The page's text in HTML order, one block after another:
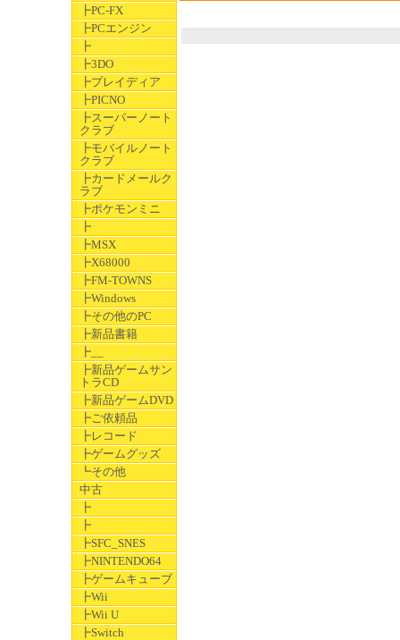
┣PC-FX
┣PCエンジン
┣
┣3DO
┣プレイディア
┣PICNO
┣スーパーノート
クラブ
┣モバイルノート
クラブ
┣カードメールク
ラブ
┣ポケモンミニ
┣
┣MSX
┣X68000
┣FM-TOWNS
┣Windows
┣その他のPC
┣新品書籍
┣__
┣新品ゲームサン
トラCD
┣新品ゲームDVD
┣ご依頼品
┣レコード
┣ゲームグッズ
┗その他
中古
┣
┣
┣SFC_SNES
┣NINTENDO64
┣ゲームキューブ
┣Wii
┣Wii U
┣Switch